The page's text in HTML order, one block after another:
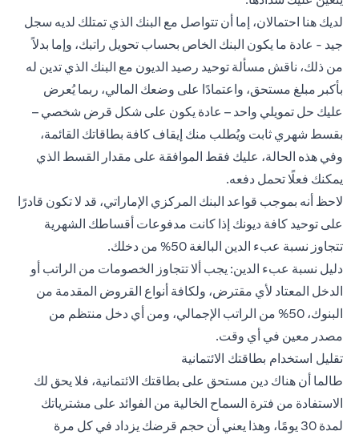
لديك هنا احتمالان، إما أن تتواصل مع البنك الذي تمتلك لديه سجل
جيد - عادة ما يكون البنك الخاص بحساب تحويل راتبك، وإما بدلاً
من ذلك، ناقش مسألة توحيد رصيد الديون مع البنك الذي تدين له
بأكبر مبلغ مستحق، واعتمادًا على وضعك المالي، ربما يُعرض
عليك حل تمويلي واحد – عادة يكون على شكل قرض شخصي –
بقسط شهري ثابت ويُطلب منك إيقاف كافة بطاقاتك القائمة،
وفي هذه الحالة، عليك فقط الموافقة على مقدار القسط الذي
يمكنك فعلًا تحمل دفعه.
لاحظ أنه بموجب قواعد البنك المركزي الإماراتي، قد لا تكون قادرًا
على توحيد كافة ديونك إذا كانت مدفوعات أقساطك الشهرية
تتجاوز نسبة عبء الدين البالغة 50% من دخلك.
دليل نسبة عبء الدين: يجب ألا تتجاوز الخصومات من الراتب أو
الدخل المعتاد لأي مقترض، ولكافة أنواع القروض المقدمة من
البنوك، 50% من الراتب الإجمالي، ومن أي دخل منتظم من
مصدر معين في أي وقت.
تقليل استخدام بطاقتك الائتمانية
طالما أن هناك دين مستحق على بطاقتك الائتمانية، فلا يحق لك
الاستفادة من فترة السماح الخالية من الفوائد على مشترياتك
لمدة 30 يومًا، وهذا يعني أن حجم قرضك يزداد في كل مرة